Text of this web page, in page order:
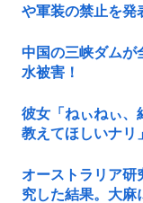
や軍装の禁止を発
中国の三峡ダム
水被害！
彼女「ねぃねぃ、
教えてほしいナリ
オーストラリア研
究した結果。大麻